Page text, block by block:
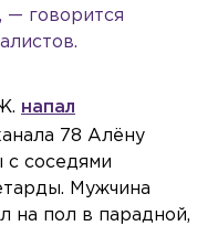
— говорится
напал
78 Алёну
соседями
Мужчина
на пол в парадной,